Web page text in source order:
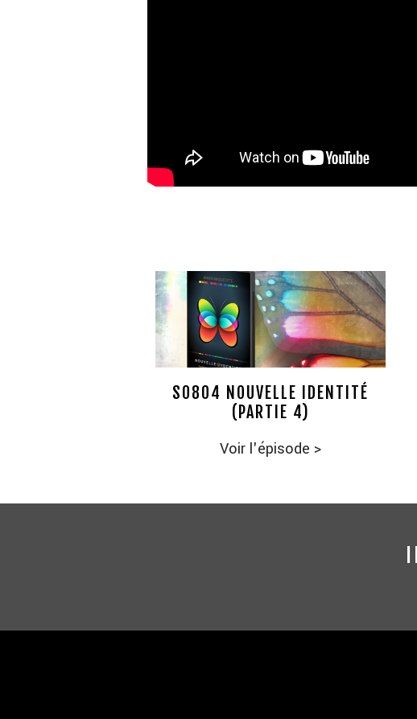
S0804 NOUVELLE IDENTITÉ
(PARTIE 4)
Voir l'épisode >